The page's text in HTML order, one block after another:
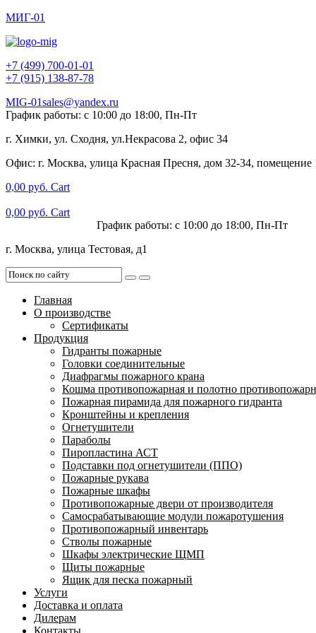
МИГ-01
+7 (499) 700-01-01
+7 (915) 138-87-78
MIG-01sales@yandex.ru
График работы: с 10:00 до 18:00, Пн-Пт
г. Химки, ул. Сходня, ул.Некрасова 2, офис 34
Офис: г. Москва, улица Красная Пресня, дом 32-34,
0,00 руб. Cart
0,00 руб. Cart
График работы: с 10:00 до 18:00, Пн-Пт
г. Москва, улица Тестовая, д1
Главная
О производстве
Сертификаты
Продукция
Гидранты пожарные
Головки соединительные
Диафрагмы пожарного крана
Кошма противопожарная и полотно
Пожарная пирамида для пожарного гидранта
Кронштейны и крепления
Огнетушители
Параболы
Пиропластина АСТ
Подставки под огнетушители (ППО)
Пожарные рукава
Пожарные шкафы
Противопожарные двери от производителя
Самосрабатывающие модули пожаротушения
Противопожарный инвентарь
Стволы пожарные
Шкафы электрические ЩМП
Щиты пожарные
Ящик для песка пожарный
Услуги
Доставка и оплата
Дилерам
Контакты